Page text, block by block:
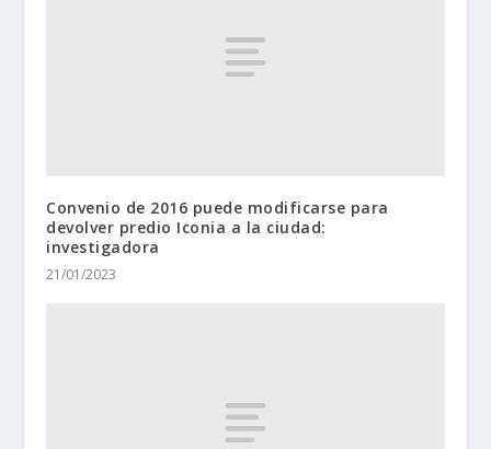
Convenio de 2016 puede modificarse para
devolver predio Iconia a la ciudad:
investigadora
21/01/2023